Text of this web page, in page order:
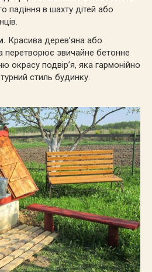
падіння в шахту дітей або
Красива дерев’яна або
перетворює звичайне бетонне
окрасу подвір’я, яка гармонійно
стиль будинку.